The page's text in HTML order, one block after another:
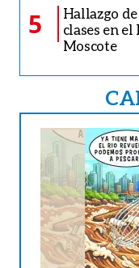
5
Hallazgo
clases en
Moscote